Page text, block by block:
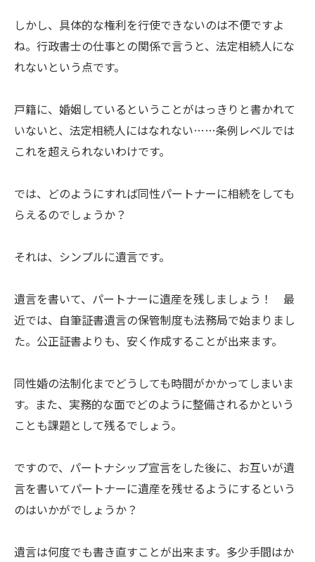
しかし、具体的な権利を行使できないのは不便ですよ
ね。行政書士の仕事との関係で言うと、法定相続人にな
れないという点です。
戸籍に、婚姻しているということがはっきりと書かれて
いないと、法定相続人にはなれない……条例レベルでは
これを超えられないわけです。
では、どのようにすれば同性パートナーに相続をしても
らえるのでしょうか？
それは、シンプルに遺言です。
遺言を書いて、パートナーに遺産を残しましょう！ 最
近では、自筆証書遺言の保管制度も法務局で始まりまし
た。公正証書よりも、安く作成することが出来ます。
同性婚の法制化までどうしても時間がかかってしまいま
す。また、実務的な面でどのように整備されるかという
ことも課題として残るでしょう。
ですので、パートナシップ宣言をした後に、お互いが遺
言を書いてパートナーに遺産を残せるようにするという
のはいかがでしょうか？
遺言は何度でも書き直すことが出来ます。多少手間はか